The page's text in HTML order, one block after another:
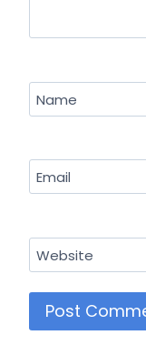
Name
Email
Website